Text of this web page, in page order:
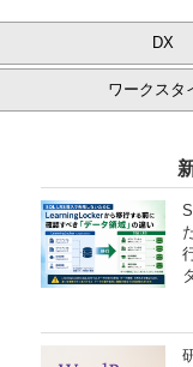
DX
ワークスタ